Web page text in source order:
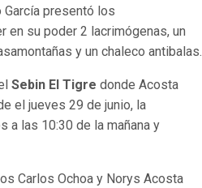
presentó los
en su poder 2 lacrimógenas, un
y un chaleco antibalas.
Sebin El Tigre donde Acosta
el jueves 29 de junio, la
a las 10:30 de la mañana y
Carlos Ochoa y Norys Acosta